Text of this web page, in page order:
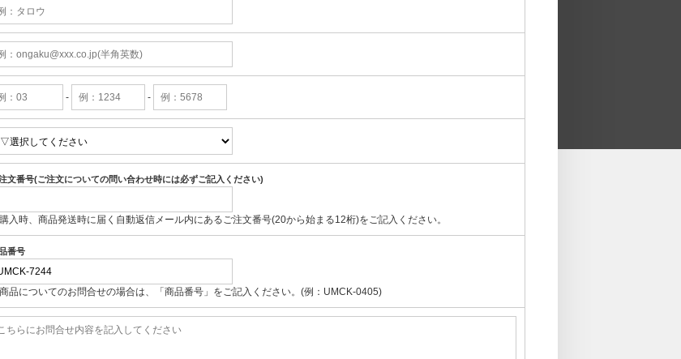
- -
文番号(ご注文についての問い合わせ時には必ずご記入ください)
入時、商品発送時に届く自動返信メール内にあるご注文番号(20から始まる12桁)をご記入ください。
番号
品についてのお問合せの場合は、「商品番号」をご記入ください。(例：UMCK-0405)